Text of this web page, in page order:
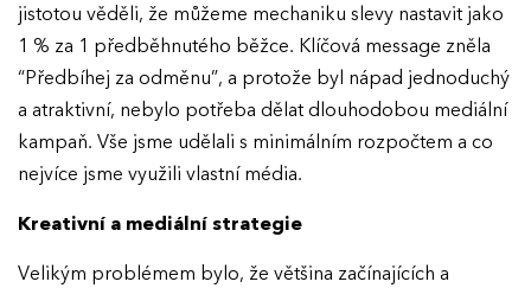
jistotou věděli, že můžeme mechaniku slevy nastavit jako
1 % za 1 předběhnutého běžce. Klíčová message zněla
“Předbíhej za odměnu”, a protože byl nápad jednoduchý
a atraktivní, nebylo potřeba dělat dlouhodobou mediální
kampaň. Vše jsme udělali s minimálním rozpočtem a co
nejvíce jsme využili vlastní média.
Kreativní a mediální strategie
Velikým problémem bylo, že většina začínajících a